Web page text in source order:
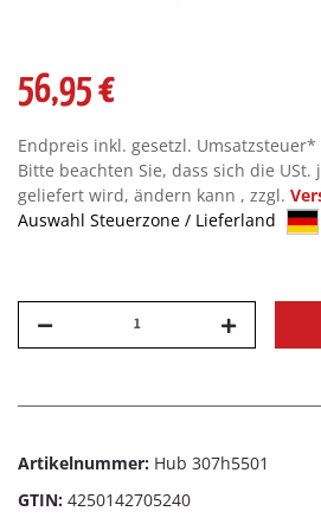
56,95 €
Endpreis inkl. gesetzl. Umsatzsteuer*
Bitte beachten Sie, dass sich die USt.
geliefert wird, ändern kann , zzgl.
Auswahl Steuerzone / Lieferland
Artikelnummer: Hub 307h5501
GTIN: 4250142705240